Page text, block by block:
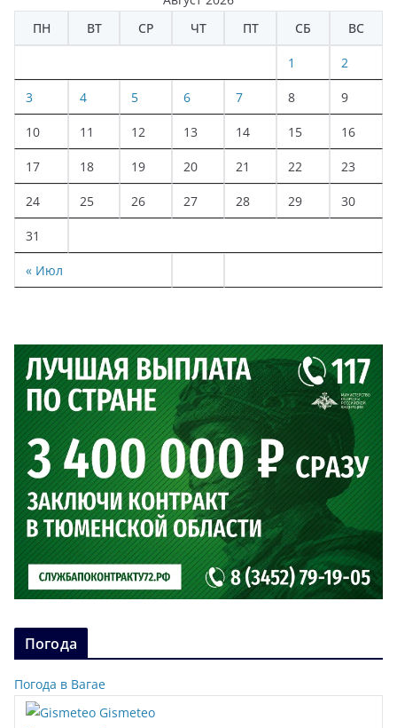
ПН
ВТ СР ЧТ ПТ СБ ВС
« Июл
1 2
3 4 5 6 7 8 9
10 11 12 13 14 15 16
17 18 19 20 21 22 23
24 25 26 27 28 29 30
31
Погода
Погода в Вагае
Gismeteo